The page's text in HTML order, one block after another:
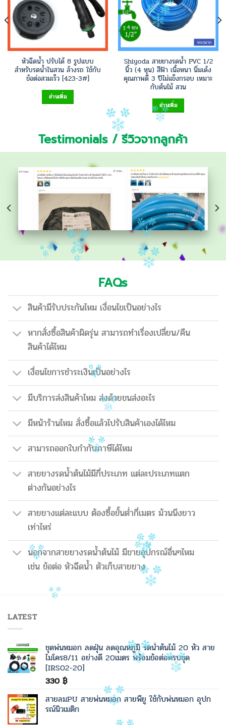
หัวฉีดน้ำ ปรับได้ 8 รูปแบบ
สำหรับรดน้ำในสวน ล้างรถ ใช้กับ
ข้อต่อสวมเร็ว [423-3#]
อ่านเพิ่ม
Shiyoda สายยางรดน้ำ PVC 1/2
นิ้ว (4 หุน) สีฟ้า เนื้อหนา นิ่มเด้ง
คุณภาพดี 3 ปีไม่แข็งกรอบ เหมาะ
กับต้นไม้ สวน
อ่านเพิ่ม
Testimonials / รีวิวจากลูกค้า
FAQs
สินค้ามีรับประกันไหม เงื่อนไขเป็นอย่างไร
หากสั่งซื้อสินค้าผิดรุ่น สามารถทำเรื่องเปลี่ยน/คืน
สินค้าได้ไหม
เงื่อนไขการชำระเงินเป็นอย่างไร
มีบริการส่งสินค้าไหม ส่งด้วยขนส่งอะไร
มีหน้าร้านไหม สั่งซื้อแล้วไปรับสินค้าเองได้ไหม
สามารถออกใบกำกับภาษีได้ไหม
สายยางรดน้ำต้นไม้มีกี่ประเภท แต่ละประเภทแตก
ต่างกันอย่างไร
สายยางแต่ละแบบ ต้องซื้อขั้นต่ำกี่เมตร ม้วนนึงยาว
เท่าไหร่
นอกจากสายยางรดน้ำต้นไม้ มีขายอุปกรณ์อื่นๆไหม
เช่น ข้อต่อ หัวฉีดน้ำ ตัวเก็บสายยาง
LATEST
ชุดพ่นหมอก ลดฝุ่น ลดอุณหภูมิ รดน้ำต้นไม้ 20 หัว สาย
ไมโคร8/11 อย่างดี 20เมตร พร้อมข้อต่อครบชุด
[IRS02-20]
330 ฿
สายลมPU สายพ่นหมอก สายพียู ใช้กับพ่นหมอก อุปก
รณ์นิวเมติก